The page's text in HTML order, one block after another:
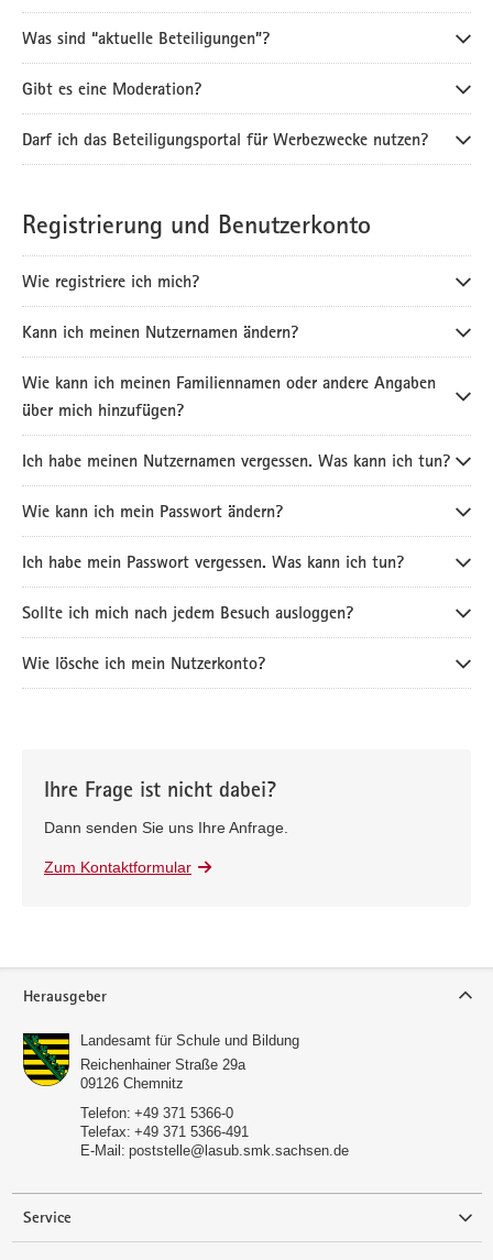
Was sind “aktuelle Beteiligungen”?
Gibt es eine Moderation?
Darf ich das Beteiligungsportal für Werbezwecke nutzen?
Registrierung und Benutzerkonto
Wie registriere ich mich?
Kann ich meinen Nutzernamen ändern?
Wie kann ich meinen Familiennamen oder andere Angaben
über mich hinzufügen?
Ich habe meinen Nutzernamen vergessen. Was kann ich tun?
Wie kann ich mein Passwort ändern?
Ich habe mein Passwort vergessen. Was kann ich tun?
Sollte ich mich nach jedem Besuch ausloggen?
Wie lösche ich mein Nutzerkonto?
Ihre Frage ist nicht dabei?
Dann senden Sie uns Ihre Anfrage.
Zum Kontaktformular
Herausgeber
Landesamt für Schule und Bildung
Reichenhainer Straße 29a
09126 Chemnitz
Telefon: +49 371 5366-0
Telefax: +49 371 5366-491
E-Mail: poststelle@lasub.smk.sachsen.de
Service